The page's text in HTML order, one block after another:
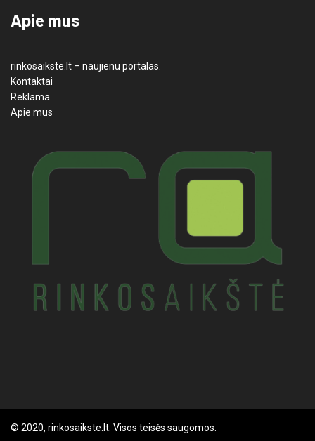
Apie mus
rinkosaikste.lt – naujienu portalas.
Kontaktai
Reklama
Apie mus
© 2020, rinkosaikste.lt. Visos teisės saugomos.